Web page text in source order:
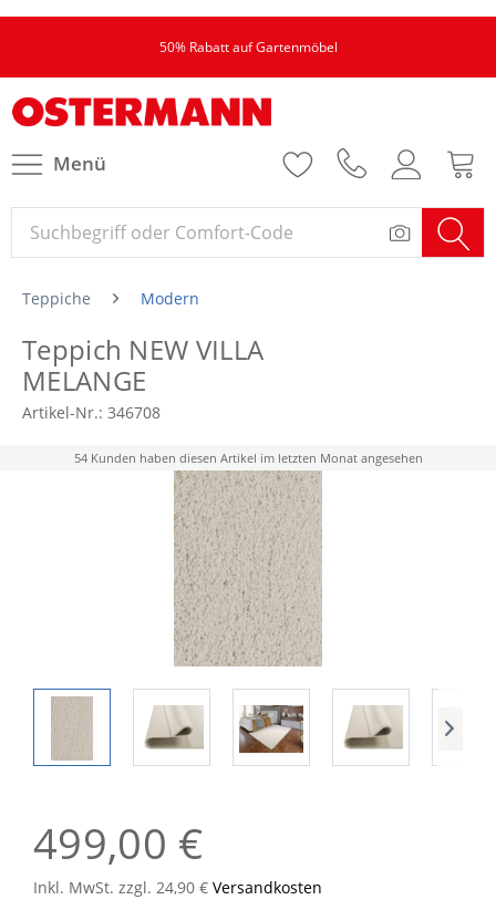
50% Rabatt auf Gartenmöbel
Menü
Teppiche Modern
Teppich NEW VILLA
MELANGE
Artikel-Nr.: 346708
54 Kunden haben diesen Artikel im letzten Monat angesehen
499,00 €
Inkl. MwSt. zzgl. 24,90 € Versandkosten